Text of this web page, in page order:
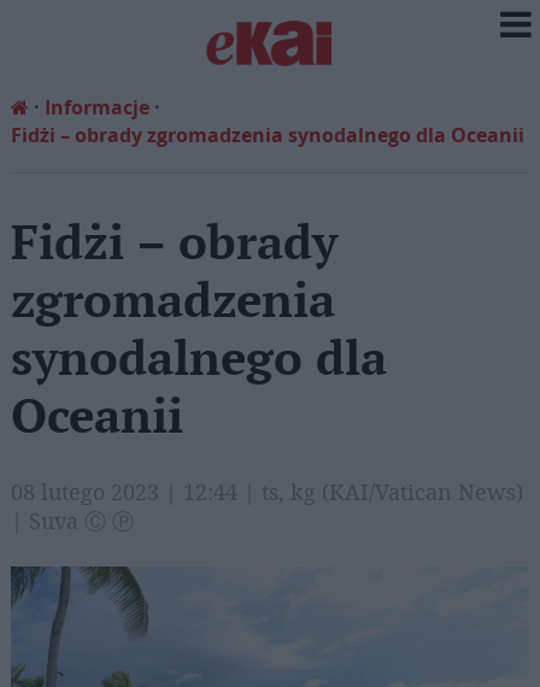
Informacje
Fidżi – obrady zgromadzenia synodalnego dla Oceanii
Fidżi – obrady
zgromadzenia
synodalnego dla
Oceanii
08 lutego 2023 | 12:44 | ts, kg (KAI/Vatican News)
| Suva Ⓒ Ⓟ